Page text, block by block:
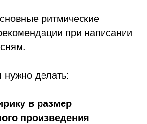
ритмические
при написании
нужно делать:
в размер
произведения